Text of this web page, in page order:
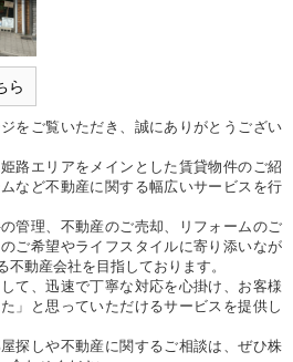
ら
をご覧いただき、誠にありがとうござい
路エリアをメインとした賃貸物件のご紹
など不動産に関する幅広いサービスを行
管理、不動産のご売却、リフォームのご
ご希望やライフスタイルに寄り添いなが
動産会社を目指しております。
て、迅速で丁寧な対応を心掛け、お客様
」と思っていただけるサービスを提供し
探しや不動産に関するご相談は、ぜひ株